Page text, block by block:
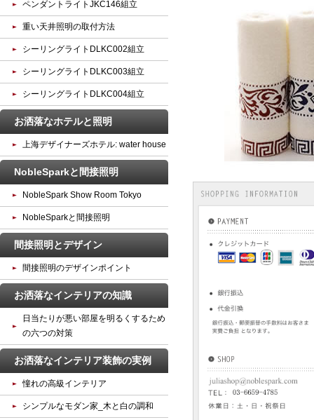
ペンダントライトJKC146組立
重い天井照明の取付方法
シーリングライトDLKC002組立
シーリングライトDLKC003組立
シーリングライトDLKC004組立
お洒落なホテルと照明
上海デザイナーズホテル: water house
NobleSparkと間接照明
NobleSpark Show Room Tokyo
NobleSparkと間接照明
間接照明とデザイン
間接照明のデザインポイント
お洒落なインテリアの知識
日当たりが悪い部屋を明るくするため
の六つの対策
お洒落なインテリア装飾の実例
憧れの高級インテリア
シンプルなモダン家_木と白の調和